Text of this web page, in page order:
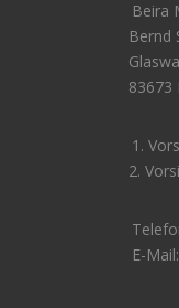
Beira
Bernd
83673
1.
2.
E-Mail: